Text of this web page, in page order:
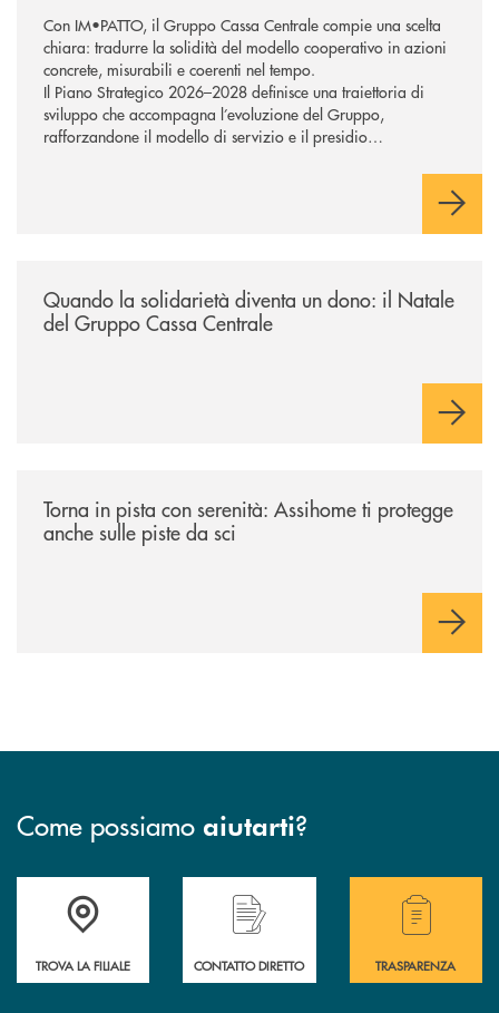
Con IM•PATTO, il Gruppo Cassa Centrale compie una scelta
chiara: tradurre la solidità del modello cooperativo in azioni
concrete, misurabili e coerenti nel tempo.
Il Piano Strategico 2026–2028 definisce una traiettoria di
sviluppo che accompagna l’evoluzione del Gruppo,
rafforzandone il modello di servizio e il presidio
Quando la solidarietà diventa un dono: il Natale
del Gruppo Cassa Centrale
Torna in pista con serenità: Assihome ti protegge
anche sulle piste da sci
Come possiamo aiutarti?
Accedi all' elenco completo delle filiali della Bcc.
TROVA LA FILIALE
Hai bisogno di assistenza immediata?
CONTATTO DIRETTO
Hai bisogno di
TRASPARENZA